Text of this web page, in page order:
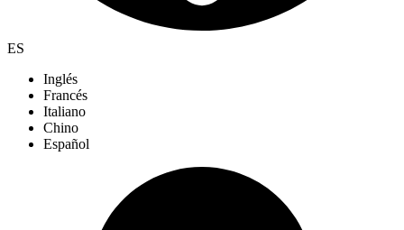
ES
Inglés
Francés
Italiano
Chino
Español